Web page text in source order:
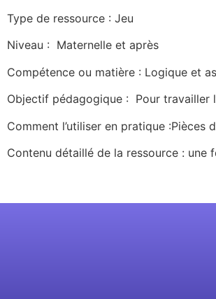
Type de ressource : Jeu
Niveau : Maternelle et après
Compétence ou matière : Logique et
Objectif pédagogique : Pour travailler
Comment l’utiliser en pratique
Contenu détaillé de la ressource :